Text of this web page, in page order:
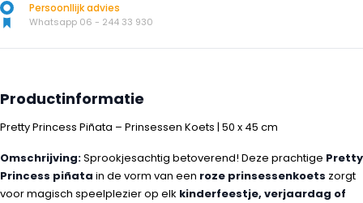
Persoonllijk advies
Whatsapp 06 - 244 33 930
Productinformatie
Pretty Princess Piñata – Prinsessen Koets | 50 x 45 cm
Omschrijving:Sprookjesachtig betoverend! Deze prachtige Pretty
Princess piñata in de vorm van een roze prinsessenkoets zorgt
voor magisch speelplezier op elk kinderfeestje, verjaardag of